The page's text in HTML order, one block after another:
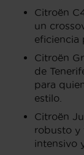
Citroën
un
eficiencia
Citroën
de
para
estilo.
Citroën
robusto y
intensivo